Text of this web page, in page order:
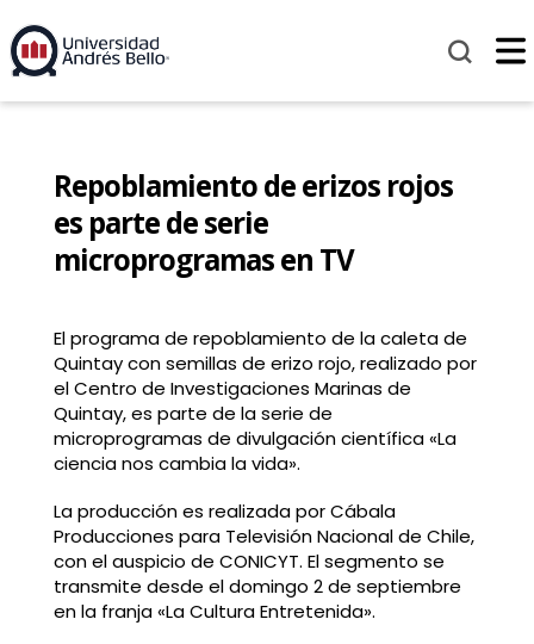
Repoblamiento de erizos rojos
es parte de serie
microprogramas en TV
El programa de repoblamiento de la caleta de
Quintay con semillas de erizo rojo, realizado por
el Centro de Investigaciones Marinas de
Quintay, es parte de la serie de
microprogramas de divulgación científica «La
ciencia nos cambia la vida».
La producción es realizada por Cábala
Producciones para Televisión Nacional de Chile,
con el auspicio de CONICYT. El segmento se
transmite desde el domingo 2 de septiembre
en la franja «La Cultura Entretenida».